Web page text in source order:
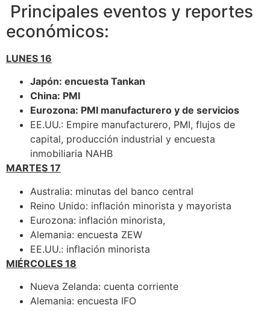
Principales eventos y reportes
económicos:
LUNES 16
Japón: encuesta Tankan
China: PMI
Eurozona: PMI manufacturero y de servicios
EE.UU.: Empire manufacturero, PMI, flujos de
capital, producción industrial y encuesta
inmobiliaria NAHB
MARTES 17
Australia: minutas del banco central
Reino Unido: inflación minorista y mayorista
Eurozona: inflación minorista,
Alemania: encuesta ZEW
EE.UU.: inflación minorista
MIÉRCOLES 18
Nueva Zelanda: cuenta corriente
Alemania: encuesta IFO